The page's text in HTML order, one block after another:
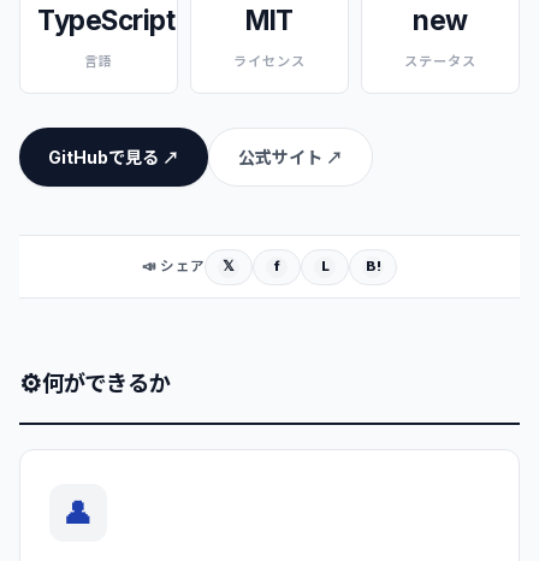
TypeScript
言語
MIT
ライセンス
new
ステータス
GitHubで見る ↗ 公式サイト ↗
📣 シェア 𝕏 f L B!
⚙何ができるか
👤